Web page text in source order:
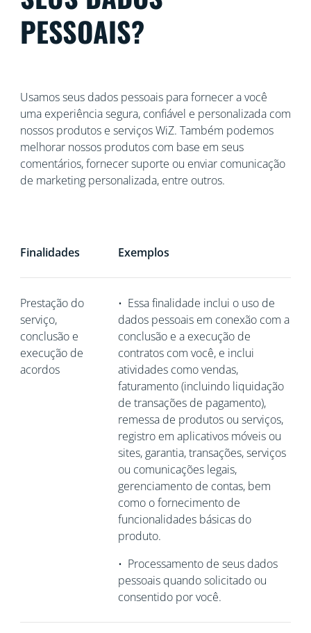
PESSOAIS?
Usamos seus dados pessoais para fornecer a você
uma experiência segura, confiável e personalizada com
nossos produtos e serviços WiZ. Também podemos
melhorar nossos produtos com base em seus
comentários, fornecer suporte ou enviar comunicação
de marketing personalizada, entre outros.
Finalidades Exemplos
Prestação do
serviço,
conclusão e
execução de
acordos
• Essa finalidade inclui o uso de
dados pessoais em conexão com a
conclusão e a execução de
contratos com você, e inclui
atividades como vendas,
faturamento (incluindo liquidação
de transações de pagamento),
remessa de produtos ou serviços,
registro em aplicativos móveis ou
sites, garantia, transações, serviços
ou comunicações legais,
gerenciamento de contas, bem
como o fornecimento de
funcionalidades básicas do
produto.
• Processamento de seus dados
pessoais quando solicitado ou
consentido por você.